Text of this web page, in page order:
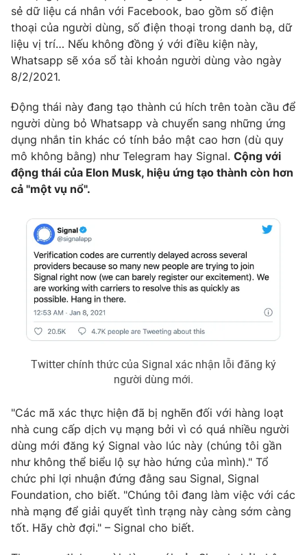
Video Shorts video
VTV Money VTV Thể thao
VTV Sức khoẻ
Thị trường 24h Tấm lòng Việt
VTV4 Vươn mình bằng AI
Liên hệ tòa soạn
THỜI BÁO VTV
Cơ quan chủ quản:Đài Truyền hình Việt Nam
Cơ quan báo chí:
Thời báo VTV
Giấy phép hoạt động báo in và báo điện tử số 483/GP-BTTTT
cấp ngày 29/12/2023
Tổng Biên tập:Vũ Thanh Thủy
Phó Tổng Biên tập:Nguyễn Thị Mỹ Hạnh, Phạm Quốc Thắng,
Nguyễn Trọng Ninh
sẻ dữ liệu cá nhân với Facebook, bao gồm số điện
thoại của người dùng, số điện thoại trong danh bạ, dữ
liệu vị trí… Nếu không đồng ý với điều kiện này,
Whatsapp sẽ xóa sổ tài khoản người dùng vào ngày
8/2/2021.
Động thái này đang tạo thành cú hích trên toàn cầu để
người dùng bỏ Whatsapp và chuyển sang những ứng
dụng nhắn tin khác có tính bảo mật cao hơn (dù quy
mô không bằng) như Telegram hay Signal. Cộng với
động thái của Elon Musk, hiệu ứng tạo thành còn hơn
cả "một vụ nổ".
Twitter chính thức của Signal xác nhận lỗi đăng ký
người dùng mới.
"Các mã xác thực hiện đã bị nghẽn đối với hàng loạt
nhà cung cấp dịch vụ mạng bởi vì có quá nhiều người
dùng mới đăng ký Signal vào lúc này (chúng tôi gần
như không thể biểu lộ sự hào hứng của mình)." Tổ
chức phi lợi nhuận đứng đằng sau Signal, Signal
Foundation, cho biết. "Chúng tôi đang làm việc với các
nhà mạng để giải quyết tình trạng này càng sớm càng
tốt. Hãy chờ đợi." – Signal cho biết.